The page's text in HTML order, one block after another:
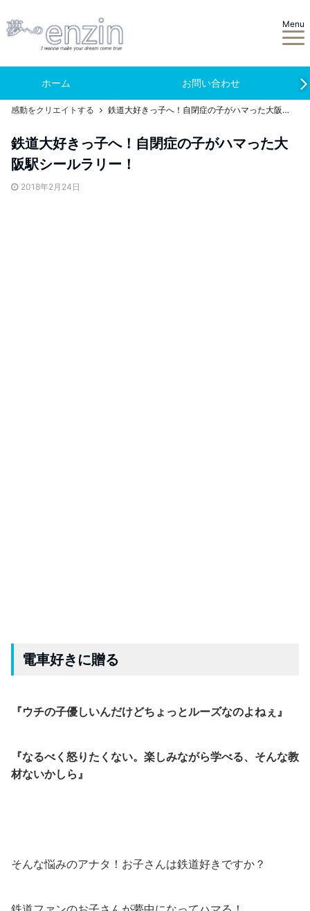
Menu
ホーム お問い合わせ
感動をクリエイトする 鉄道大好きっ子へ！自閉症の子がハマった大阪駅シールラリー！
鉄道大好きっ子へ！自閉症の子がハマった大
阪駅シールラリー！
2018年2月24日
電車好きに贈る
『ウチの子優しいんだけどちょっとルーズなのよねぇ』
『なるべく怒りたくない。楽しみながら学べる、そんな教
材ないかしら』
そんな悩みのアナタ！お子さんは鉄道好きですか？